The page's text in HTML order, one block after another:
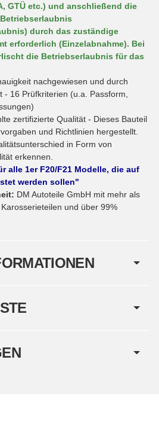
GTÜ etc.) und anschließend die
durch das zuständige
erforderlich (Einzelabnahme). Bei
die Betriebserlaubnis für das
nachgewiesen und durch
- 16 Prüfkriterien (u.a. Passform,
zertifizierte Qualität - Dieses Bauteil
und Richtlinien hergestellt.
in Form von
erkennen.
alle 1er F20/F21 Modelle, die auf
werden sollen"
DM Autoteile GmbH mit mehr als
und über 99%